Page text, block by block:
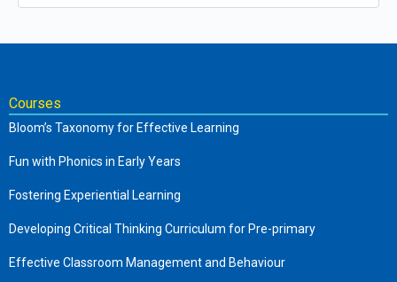
Courses
Bloom’s Taxonomy for Effective Learning
Fun with Phonics in Early Years
Fostering Experiential Learning
Developing Critical Thinking Curriculum for Pre-primary
Effective Classroom Management and Behaviour